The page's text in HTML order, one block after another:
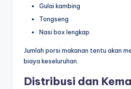
Gulai kambing
Tongseng
Nasi box lengkap
Jumlah porsi makanan tentu akan
biaya keseluruhan.
Distribusi dan